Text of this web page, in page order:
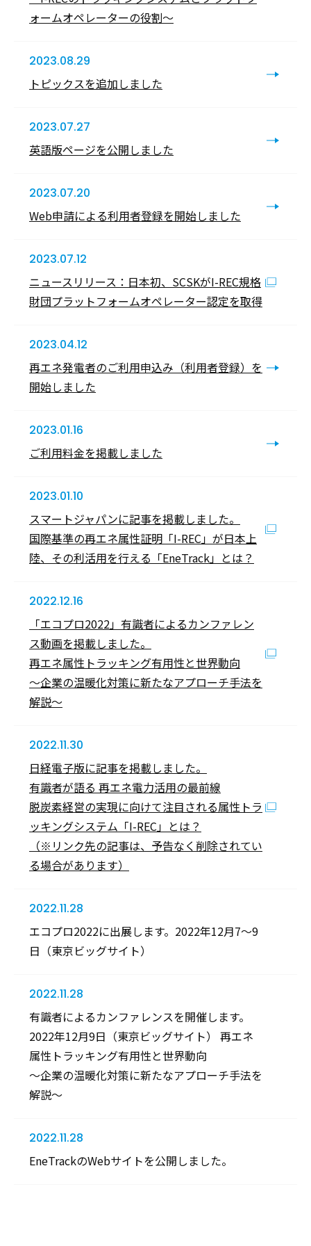
ォームオペレーターの役割～
2023.08.29
トピックスを追加しました
2023.07.27
英語版ページを公開しました
2023.07.20
Web申請による利用者登録を開始しました
2023.07.12
ニュースリリース：日本初、SCSKがI-REC規格
財団プラットフォームオペレーター認定を取得
2023.04.12
再エネ発電者のご利用申込み（利用者登録）を
開始しました
2023.01.16
ご利用料金を掲載しました
2023.01.10
スマートジャパンに記事を掲載しました。
国際基準の再エネ属性証明「I-REC」が日本上
陸、その利活用を行える「EneTrack」とは？
2022.12.16
「エコプロ2022」有識者によるカンファレン
ス動画を掲載しました。
再エネ属性トラッキング有用性と世界動向
～企業の温暖化対策に新たなアプローチ手法を
解説～
2022.11.30
日経電子版に記事を掲載しました。
有識者が語る 再エネ電力活用の最前線
脱炭素経営の実現に向けて注目される属性トラ
ッキングシステム「I-REC」とは？
（※リンク先の記事は、予告なく削除されてい
る場合があります）
2022.11.28
エコプロ2022に出展します。2022年12月7～9
日（東京ビッグサイト）
2022.11.28
有識者によるカンファレンスを開催します。
2022年12月9日（東京ビッグサイト） 再エネ
属性トラッキング有用性と世界動向
～企業の温暖化対策に新たなアプローチ手法を
解説～
2022.11.28
EneTrackのWebサイトを公開しました。